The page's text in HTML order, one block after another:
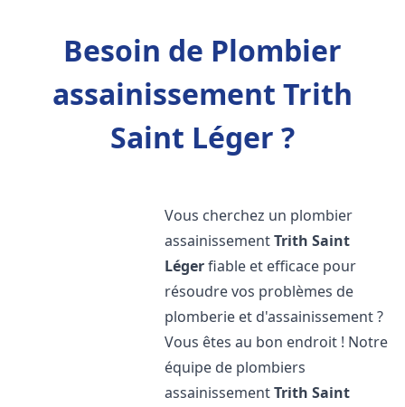
Besoin de Plombier
assainissement Trith
Saint Léger ?
Vous cherchez un plombier
assainissementTrith Saint
Légerfiable et efficace pour
résoudre vos problèmes de
plomberie et d'assainissement ?
Vous êtes au bon endroit ! Notre
équipe de plombiers
assainissementTrith Saint